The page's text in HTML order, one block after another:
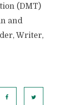
(DMT)
and
Writer,